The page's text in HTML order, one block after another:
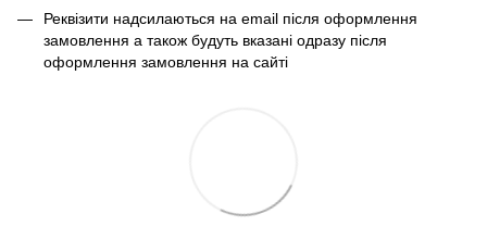
Реквізити надсилаються на email після оформлення
замовлення а також будуть вказані одразу після
оформлення замовлення на сайті